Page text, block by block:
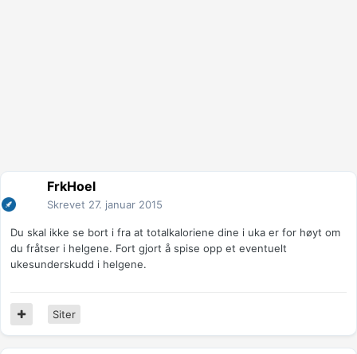
FrkHoel
Skrevet 27. januar 2015
Du skal ikke se bort i fra at totalkaloriene dine i uka er for høyt om
du fråtser i helgene. Fort gjort å spise opp et eventuelt
ukesunderskudd i helgene.
Siter